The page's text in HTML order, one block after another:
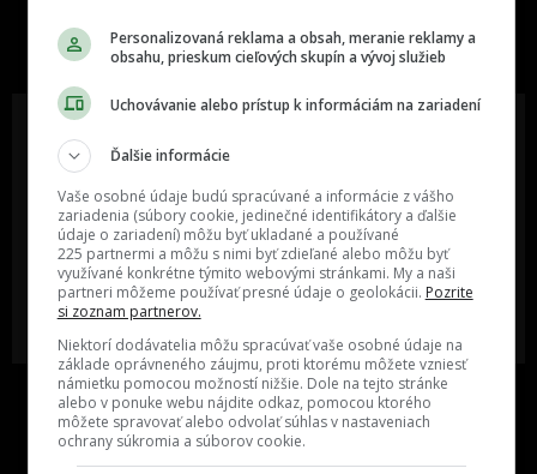
najzabávnejšie miesto na svete
ľudí v rôznych vekových
kategóriách a na rôznych
sociálnych sieťach a nakopni svoj
biznis alebo produkt.
MÁM ZÁUJEM O
poznáš niekoho, o kom by sme
mali určite napísať?
Personalizovaná reklama a obsah, meranie reklamy a
obsahu, prieskum cieľových skupín a vývoj služieb
Uchovávanie alebo prístup k informáciám na zariadení
Ďalšie informácie
Vaše osobné údaje budú spracúvané a informácie z vášho
zariadenia (súbory cookie, jedinečné identifikátory a ďalšie
údaje o zariadení) môžu byť ukladané a používané
225 partnermi a môžu s nimi byť zdieľané alebo môžu byť
využívané konkrétne týmito webovými stránkami. My a naši
partneri môžeme používať presné údaje o geolokácii. Pozrite
si zoznam partnerov.
Niektorí dodávatelia môžu spracúvať vaše osobné údaje na
základe oprávneného záujmu, proti ktorému môžete vzniesť
námietku pomocou možností nižšie. Dole na tejto stránke
alebo v ponuke webu nájdite odkaz, pomocou ktorého
môžete spravovať alebo odvolať súhlas v nastaveniach
ochrany súkromia a súborov cookie.